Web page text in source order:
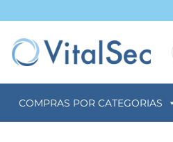
al
contenido
COMPRAS POR CATEGORIAS